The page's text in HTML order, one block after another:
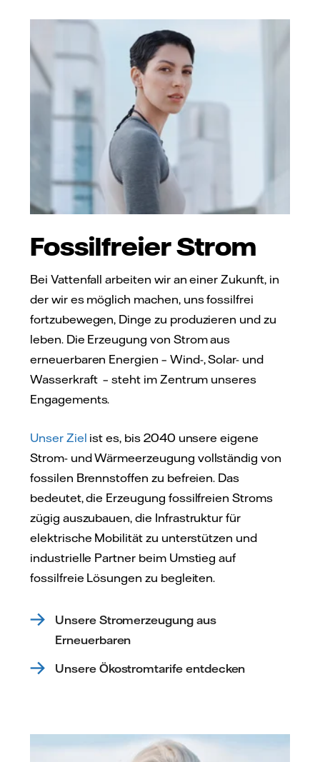
Fossilfreier Strom
Bei Vattenfall arbeiten wir an einer Zukunft, in
der wir es möglich machen, uns fossilfrei
fortzubewegen, Dinge zu produzieren und zu
leben. Die Erzeugung von Strom aus
erneuerbaren Energien – Wind-, Solar- und
Wasserkraft – steht im Zentrum unseres
Engagements.
Unser Ziel ist es, bis 2040 unsere eigene
Strom- und Wärmeerzeugung vollständig von
fossilen Brennstoffen zu befreien. Das
bedeutet, die Erzeugung fossilfreien Stroms
zügig auszubauen, die Infrastruktur für
elektrische Mobilität zu unterstützen und
industrielle Partner beim Umstieg auf
fossilfreie Lösungen zu begleiten.
Unsere Stromerzeugung aus
Erneuerbaren
Unsere Ökostromtarife entdecken